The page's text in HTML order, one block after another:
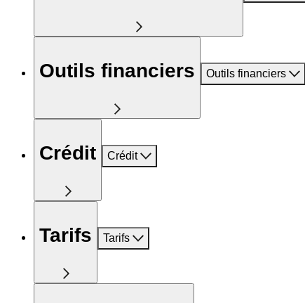
Outils financiers Outils financiers
Crédit Crédit
Tarifs Tarifs